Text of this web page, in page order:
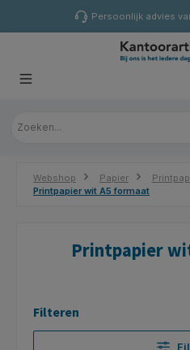
Persoonlijk advies
Webshop Papier
Printpapier wit A5 formaat
Printpapier
Filteren